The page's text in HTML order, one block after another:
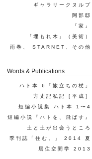
ギャラリークヌルプ
阿部邸
『家』
『埋もれ木』（美術）
雨巻、 STARNET、その他
Words & Publications
ハト本 6「旅立ちの杖」
方丈記私記［平成］
短編小説集 ハト本 1〜4
短編小説『ハトを、飛ばす』
土と土が出会うところ
季刊誌「住む。」 2014 夏
居住空間学 2013